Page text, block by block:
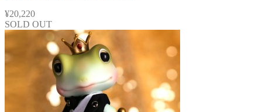
¥20,220
SOLD OUT